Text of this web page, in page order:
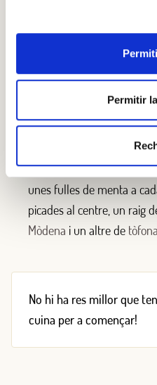
Permitir
Pas 1
Tritura el meló i els
mescla’ls amb els iogurts.
Deixa refredar la sopa a
unes fulles de menta a
picades al centre, un raig
Mòdena i un altre de tòfona
No hi ha res millor que
cuina per a començar!